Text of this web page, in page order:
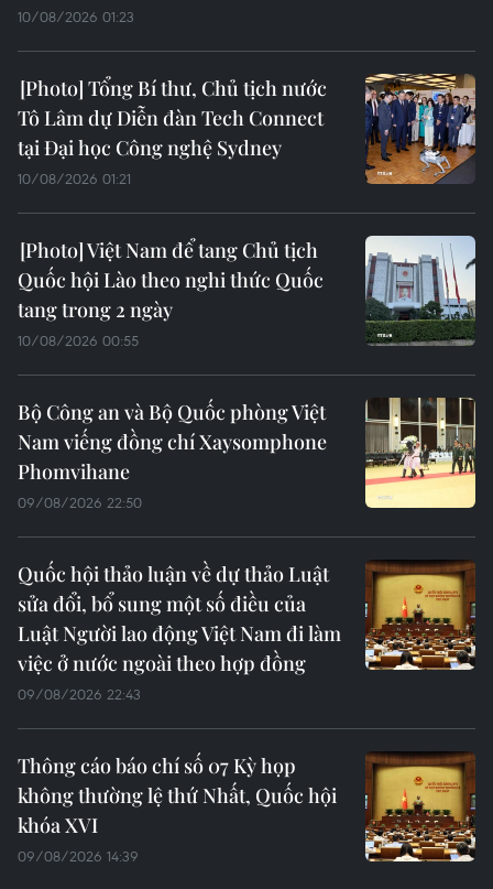
10/08/2026 01:23
Tổng Bí thư, Chủ tịch nước
Tô Lâm dự Diễn đàn Tech Connect
tại Đại học Công nghệ Sydney
10/08/2026 01:21
Việt Nam để tang Chủ tịch
Quốc hội Lào theo nghi thức Quốc
tang trong 2 ngày
10/08/2026 00:55
Bộ Công an và Bộ Quốc phòng Việt
Nam viếng đồng chí Xaysomphone
Phomvihane
09/08/2026 22:50
Quốc hội thảo luận về dự thảo Luật
sửa đổi, bổ sung một số điều của
Luật Người lao động Việt Nam đi làm
việc ở nước ngoài theo hợp đồng
09/08/2026 22:43
Thông cáo báo chí số 07 Kỳ họp
không thường lệ thứ Nhất, Quốc hội
khóa XVI
09/08/2026 14:39